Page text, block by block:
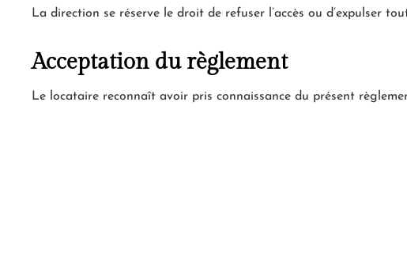
La direction se réserve le droit de refuser l’accès ou d’expulser
Acceptation du règlement
Le locataire reconnaît avoir pris connaissance du présent